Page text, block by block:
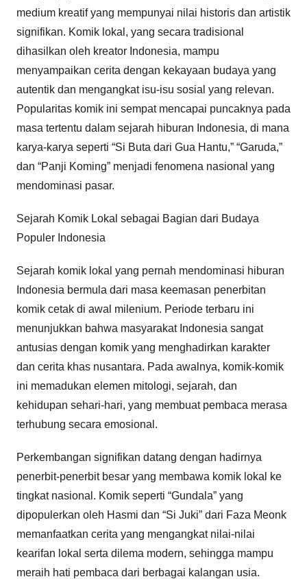
medium kreatif yang mempunyai nilai historis dan artistik
signifikan. Komik lokal, yang secara tradisional
dihasilkan oleh kreator Indonesia, mampu
menyampaikan cerita dengan kekayaan budaya yang
autentik dan mengangkat isu-isu sosial yang relevan.
Popularitas komik ini sempat mencapai puncaknya pada
masa tertentu dalam sejarah hiburan Indonesia, di mana
karya-karya seperti “Si Buta dari Gua Hantu,” “Garuda,”
dan “Panji Koming” menjadi fenomena nasional yang
mendominasi pasar.
Sejarah Komik Lokal sebagai Bagian dari Budaya
Populer Indonesia
Sejarah komik lokal yang pernah mendominasi hiburan
Indonesia bermula dari masa keemasan penerbitan
komik cetak di awal milenium. Periode terbaru ini
menunjukkan bahwa masyarakat Indonesia sangat
antusias dengan komik yang menghadirkan karakter
dan cerita khas nusantara. Pada awalnya, komik-komik
ini memadukan elemen mitologi, sejarah, dan
kehidupan sehari-hari, yang membuat pembaca merasa
terhubung secara emosional.
Perkembangan signifikan datang dengan hadirnya
penerbit-penerbit besar yang membawa komik lokal ke
tingkat nasional. Komik seperti “Gundala” yang
dipopulerkan oleh Hasmi dan “Si Juki” dari Faza Meonk
memanfaatkan cerita yang mengangkat nilai-nilai
kearifan lokal serta dilema modern, sehingga mampu
meraih hati pembaca dari berbagai kalangan usia.